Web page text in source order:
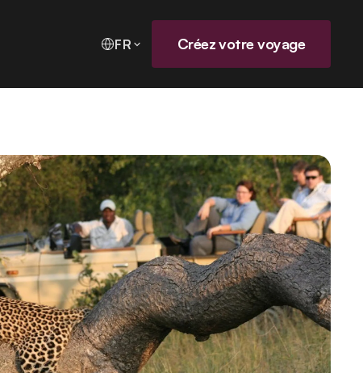
FR Créez votre voyage